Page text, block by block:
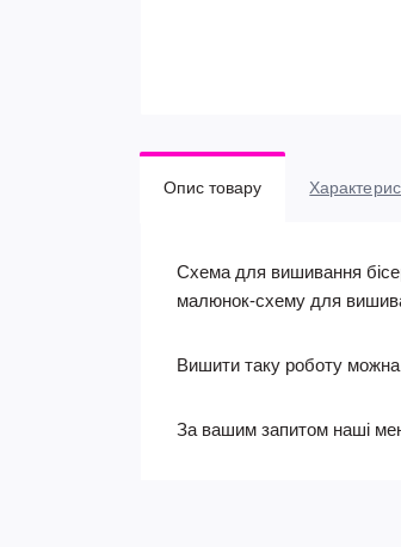
Опис товару
Схема для вишивання
малюнок-схему для
Вишити таку роботу
За вашим запитом наші